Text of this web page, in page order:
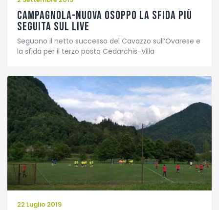
CAMPAGNOLA-NUOVA OSOPPO LA SFIDA PIÙ
SEGUITA SUL LIVE
Seguono il netto successo del Cavazzo sull’Ovarese e
la sfida per il terzo posto Cedarchis-Villa
22 Luglio 2019